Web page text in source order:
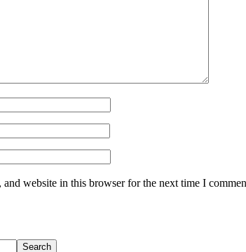
and website in this browser for the next time I
Search